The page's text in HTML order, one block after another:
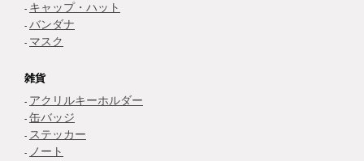
キャップ・ハット
バンダナ
マスク
雑貨
アクリルキーホルダー
缶バッジ
ステッカー
ノート